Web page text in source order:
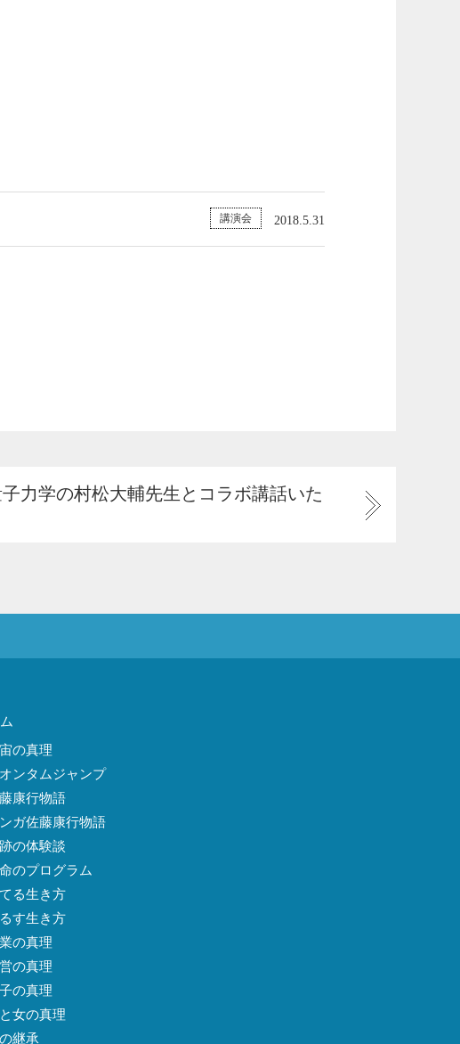
講演会 2018.5.31
力学の村松大輔先生とコラボ講話いた
の真理
ンタムジャンプ
康行物語
ガ佐藤康行物語
の体験談
のプログラム
る生き方
す生き方
の真理
の真理
の真理
女の真理
継承